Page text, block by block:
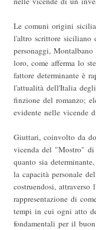
Le comuni origini
l'altro scrittore siciliano
personaggi,
loro, come afferma lo
fattore determinante è
l'attualità dell'Italia
finzione del romanzo;
evidente nelle vicende
Giuttari, coinvolto da
vicenda del "Mostro"
quanto sia
la capacità personale
costruendosi,
rappresentazione di
tempi in cui ogni atto
fondamentali per il